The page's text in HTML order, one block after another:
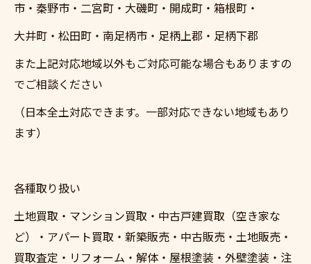
市・秦野市・二宮町・大磯町・開成町・箱根町・
大井町・松田町・南足柄市・足柄上郡・足柄下郡
また上記対応地域以外もご対応可能な場合もありますの
でご相談ください
（日本全土対応できます。一部対応できない地域もあり
ます）
各種取り扱い
土地買取・マンション買取・中古戸建買取（空き家な
ど）・アパート買取・新築販売・中古販売・土地販売・
買取査定・リフォーム・解体・屋根塗装・外壁塗装・注